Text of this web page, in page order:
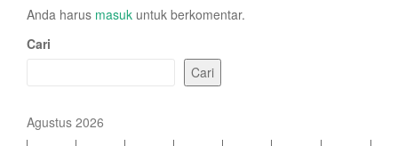
Anda harus masuk untuk berkomentar.
Cari
Cari
Agustus 2026